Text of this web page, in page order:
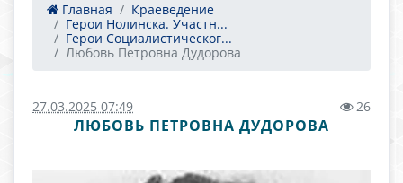
Главная
Краеведение
Герои Нолинска. Участн...
Герои Социалистическог...
Любовь Петровна Дудорова
27.03.2025 07:49 26
ЛЮБОВЬ ПЕТРОВНА ДУДОРОВА